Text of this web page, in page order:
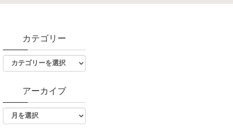
カテゴリー
アーカイブ